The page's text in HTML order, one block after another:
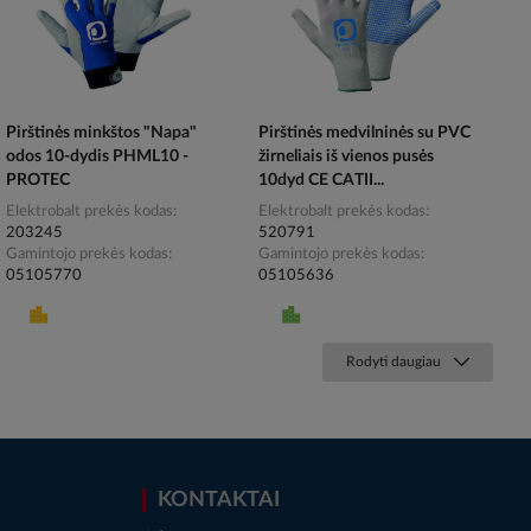
Pirštinės minkštos "Napa"
odos 10-dydis PHML10 -
PROTEC
Elektrobalt prekės kodas
203245
Gamintojo prekės kodas
05105770
Pirštinės medvilninės su PVC
žirneliais iš vienos pusės
10dyd CE CATII...
Elektrobalt prekės kodas
520791
Gamintojo prekės kodas
05105636
Rodyti daugiau
KONTAKTAI